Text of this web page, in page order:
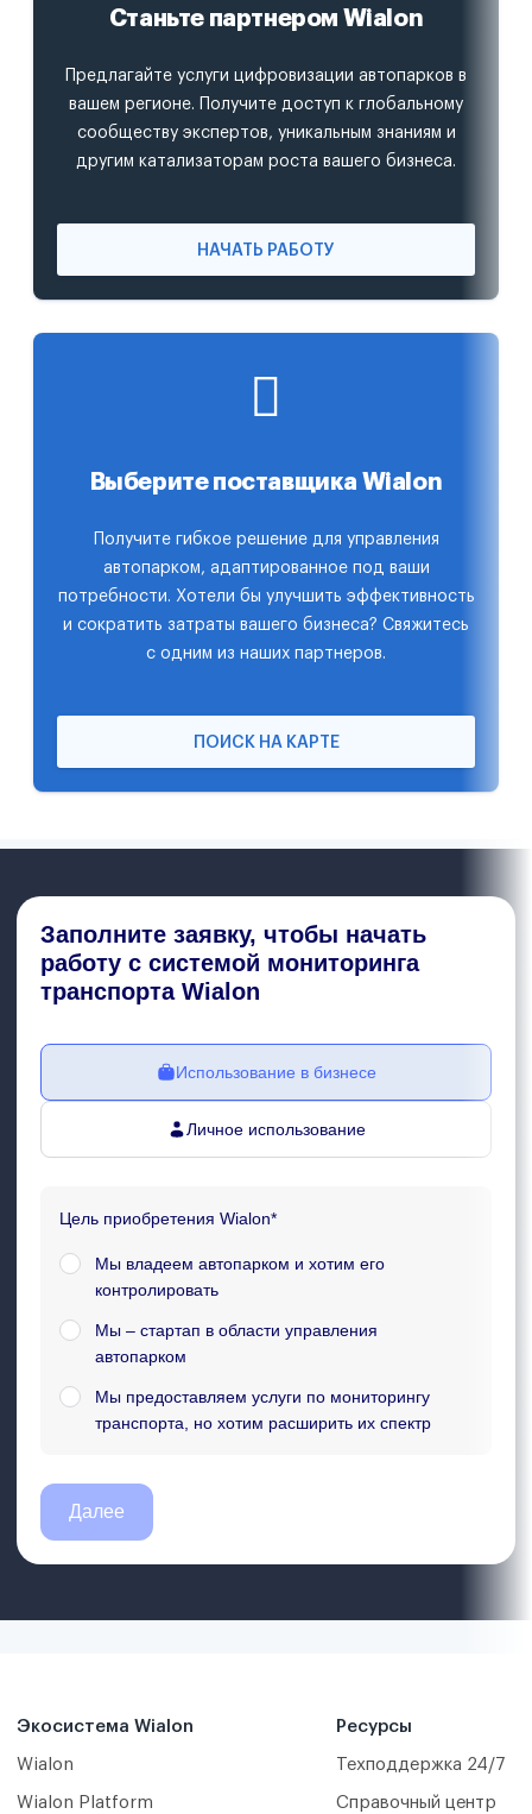
Станьте партнером Wialon
Предлагайте услуги цифровизации автопарков в
вашем регионе. Получите доступ к глобальному
сообществу экспертов, уникальным знаниям и
другим катализаторам роста вашего бизнеса.
НАЧАТЬ РАБОТУ
Выберите поставщика Wialon
Получите гибкое решение для управления
автопарком, адаптированное под ваши
потребности. Хотели бы улучшить эффективность
и сократить затраты вашего бизнеса? Свяжитесь
с одним из наших партнеров.
ПОИСК НА КАРТЕ
Экосистема Wialon
Wialon
Wialon Platform
Ресурсы
Техподдержка 24/7
Справочный центр